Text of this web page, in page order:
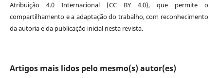
Atribuição 4.0 Internacional (CC BY 4.0), que permite o
compartilhamento e a adaptação do trabalho, com reconhecimento
da autoria e da publicação inicial nesta revista.
Artigos mais lidos pelo mesmo(s) autor(es)